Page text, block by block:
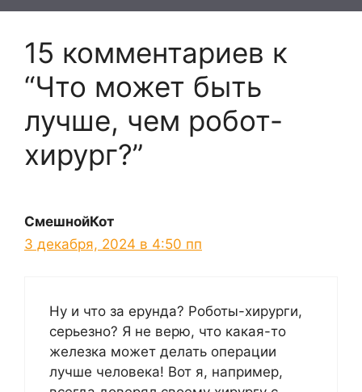
15 комментариев к
“Что может быть
лучше, чем робот-
хирург?”
СмешнойКот
3 декабря, 2024 в 4:50 пп
Ну и что за ерунда? Роботы-хирурги,
серьезно? Я не верю, что какая-то
железка может делать операции
лучше человека! Вот я, например,